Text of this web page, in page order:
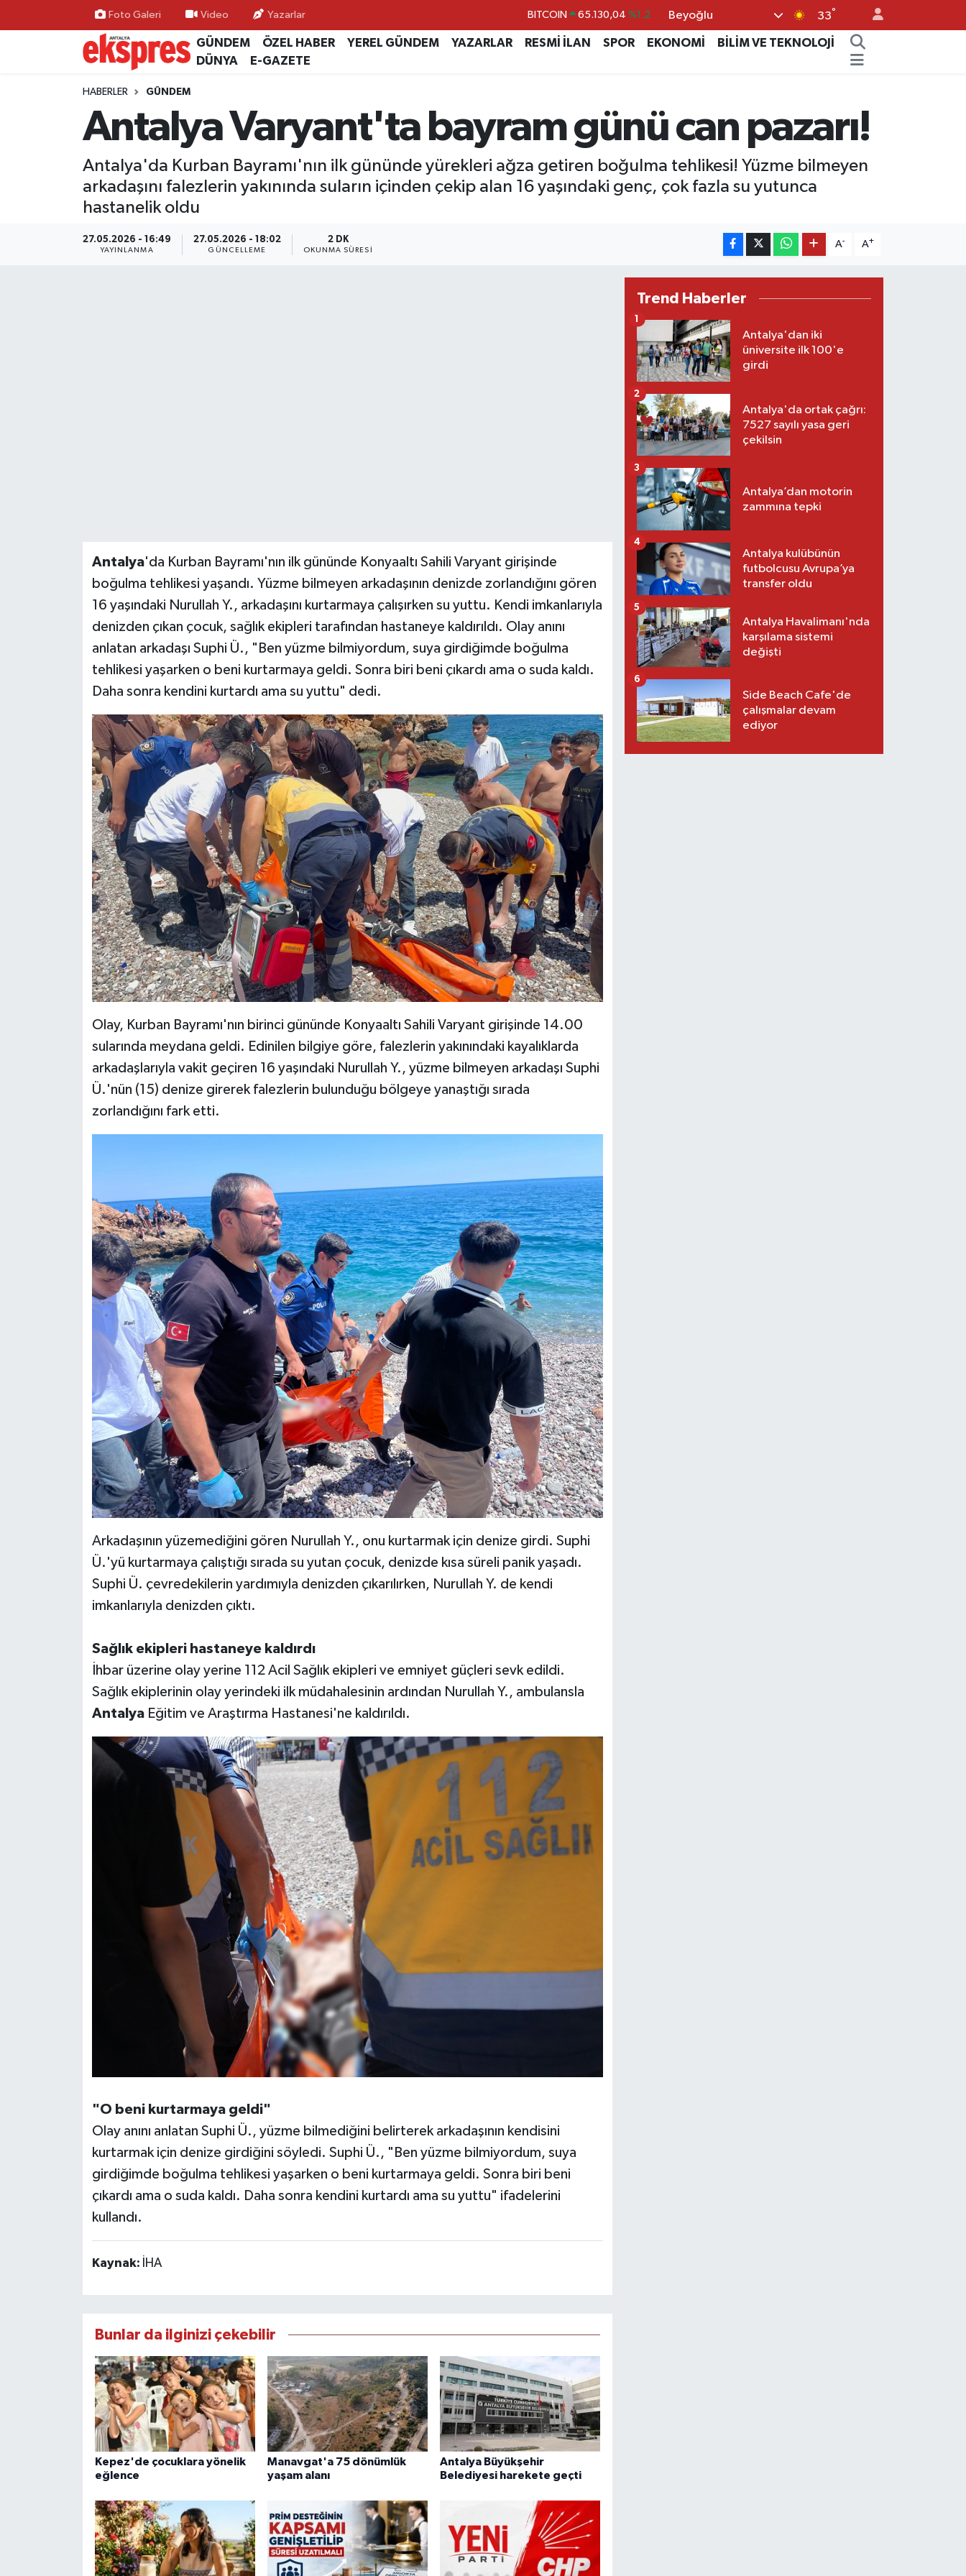
Foto Galeri Video Yazarlar DOLAR 47,7106 %0.17
EURO 55,1652 %0.27
BİST100 13.773 %-19
65.130,04
Beyoğlu 33°
GÜNDEM ÖZEL HABER YEREL GÜNDEM YAZARLAR RESMİ İLAN SPOR EKONOMİ
BİLİM VE TEKNOLOJİ
DÜNYA
E-GAZETE
HABERLER GÜNDEM
Antalya Varyant'ta bayram günü can pazarı!
Antalya'da Kurban Bayramı'nın ilk gününde yürekleri ağza getiren boğulma tehlikesi! Yüzme bilmeyen
arkadaşını falezlerin yakınında suların içinden çekip alan 16 yaşındaki genç, çok fazla su yutunca
hastanelik oldu
27.05.2026 - 16:49
YAYINLANMA
27.05.2026 - 18:02
GÜNCELLEME
2 DK
OKUNMA SÜRESI
A- A+
Antalya'da Kurban Bayramı'nın ilk gününde Konyaaltı Sahili Varyant girişinde
boğulma tehlikesi yaşandı. Yüzme bilmeyen arkadaşının denizde zorlandığını gören
16 yaşındaki Nurullah Y., arkadaşını kurtarmaya çalışırken su yuttu. Kendi imkanlarıyla
denizden çıkan çocuk, sağlık ekipleri tarafından hastaneye kaldırıldı. Olay anını
anlatan arkadaşı Suphi Ü., "Ben yüzme bilmiyordum, suya girdiğimde boğulma
tehlikesi yaşarken o beni kurtarmaya geldi. Sonra biri beni çıkardı ama o suda kaldı.
Daha sonra kendini kurtardı ama su yuttu" dedi.
Olay, Kurban Bayramı'nın birinci gününde Konyaaltı Sahili Varyant girişinde 14.00
sularında meydana geldi. Edinilen bilgiye göre, falezlerin yakınındaki kayalıklarda
arkadaşlarıyla vakit geçiren 16 yaşındaki Nurullah Y., yüzme bilmeyen arkadaşı Suphi
Ü.'nün (15) denize girerek falezlerin bulunduğu bölgeye yanaştığı sırada
zorlandığını fark etti.
Arkadaşının yüzemediğini gören Nurullah Y., onu kurtarmak için denize girdi. Suphi
Ü.'yü kurtarmaya çalıştığı sırada su yutan çocuk, denizde kısa süreli panik yaşadı.
Suphi Ü. çevredekilerin yardımıyla denizden çıkarılırken, Nurullah Y. de kendi
imkanlarıyla denizden çıktı.
Sağlık ekipleri hastaneye kaldırdı
İhbar üzerine olay yerine 112 Acil Sağlık ekipleri ve emniyet güçleri sevk edildi.
Sağlık ekiplerinin olay yerindeki ilk müdahalesinin ardından Nurullah Y., ambulansla
AntalyaEğitim ve Araştırma Hastanesi'ne kaldırıldı.
"O beni kurtarmaya geldi"
Olay anını anlatan Suphi Ü., yüzme bilmediğini belirterek arkadaşının kendisini
kurtarmak için denize girdiğini söyledi. Suphi Ü., "Ben yüzme bilmiyordum, suya
girdiğimde boğulma tehlikesi yaşarken o beni kurtarmaya geldi. Sonra biri beni
çıkardı ama o suda kaldı. Daha sonra kendini kurtardı ama su yuttu" ifadelerini
kullandı.
Kaynak: İHA
Bunlar da ilginizi çekebilir
Kepez'de çocuklara yönelik
eğlence
Manavgat'a 75 dönümlük
yaşam alanı
Antalya Büyükşehir
Belediyesi harekete geçti
Trend Haberler
Antalya'dan iki
üniversite ilk 100'e
girdi
1
Antalya'da ortak çağrı:
7527 sayılı yasa geri
çekilsin
2
Antalya’dan motorin
zammına tepki
3
Antalya kulübünün
futbolcusu Avrupa’ya
transfer oldu
4
Antalya Havalimanı'nda
karşılama sistemi
değişti
5
Side Beach Cafe'de
çalışmalar devam
ediyor
6
ÖZEL HABER
GÜNDEM
YEREL GÜNDEM
EKONOMİ
KÜLTÜR - SANAT
RESMİ İLAN
MAGAZİN
Nöbetçi Eczaneler
Hava Durumu
Trafik Durumu
Süper Lig Puan Durumu ve Fikstür
Tüm Manşetler
Son Dakika Haberleri